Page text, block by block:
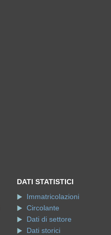
DATI STATISTICI
Immatricolazioni
Circolante
Dati di settore
Dati storici